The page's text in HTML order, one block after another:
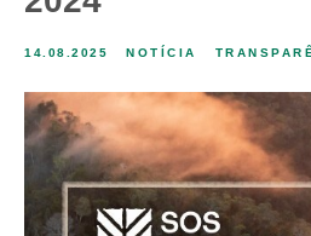
14.08.2025 NOTÍCIA